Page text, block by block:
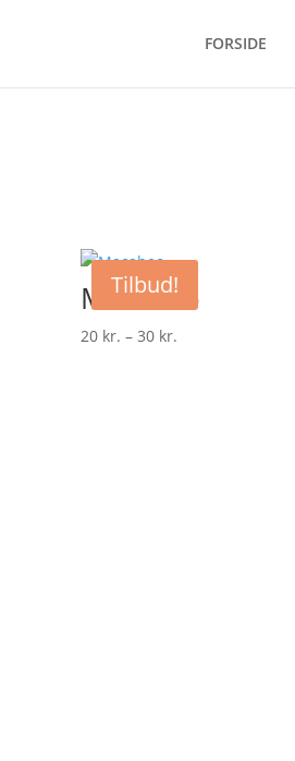
FORSIDE
Tilbud!
Macabeo
20 kr. – 30 kr.Prisinterval: